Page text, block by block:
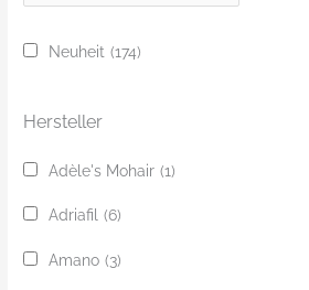
u
Neuheit (174)
Hersteller
Adèle's Mohair (1)
Adriafil (6)
Amano (3)